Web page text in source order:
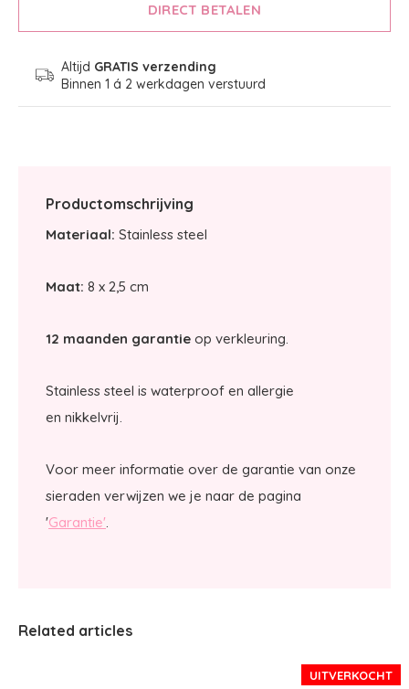
DIRECT BETALEN
Altijd GRATIS verzending
Binnen 1 á 2 werkdagen verstuurd
Productomschrijving
Materiaal: Stainless steel
Maat: 8 x 2,5 cm
12 maanden garantie op verkleuring.
Stainless steel is waterproof en allergie
en nikkelvrij.
Voor meer informatie over de garantie van onze
sieraden verwijzen we je naar de pagina
'Garantie'.
Related articles
UITVERKOCHT